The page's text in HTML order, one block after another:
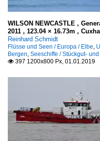
WILSON NEWCASTLE ,
2011 , 123.04 × 16.73m ,
Reinhard Schmidt
Flüsse und Seen / Europa / Elbe,
Bergen, Seeschiffe / Stückgut-
 397 1200x800 Px, 01.01.2019